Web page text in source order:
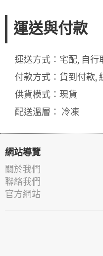
運送與付款
運送方式：宅配, 自
付款方式：貨到付款,
供貨模式：現貨
配送溫層： 冷凍
網站導覽
關於我們
聯絡我們
官方網站